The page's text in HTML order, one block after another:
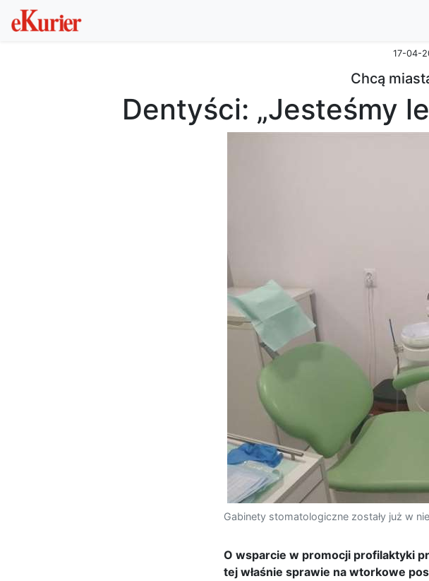
17-04-
Chcą
Dentyści: „Jesteśmy
Gabinety stomatologiczne zostały już w
O wsparcie w promocji profilaktyki
tej właśnie sprawie na wtorkowe